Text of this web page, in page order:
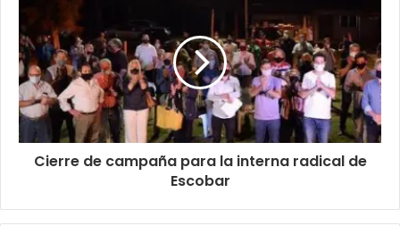
Cierre de campaña para la interna radical de
Escobar